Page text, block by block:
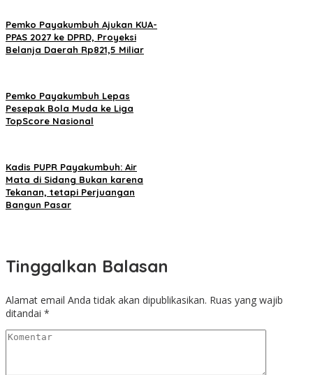
Pemko Payakumbuh Ajukan KUA-
PPAS 2027 ke DPRD, Proyeksi
Belanja Daerah Rp821,5 Miliar
Pemko Payakumbuh Lepas
Pesepak Bola Muda ke Liga
TopScore Nasional
Kadis PUPR Payakumbuh: Air
Mata di Sidang Bukan karena
Tekanan, tetapi Perjuangan
Bangun Pasar
Tinggalkan Balasan
Alamat email Anda tidak akan dipublikasikan. Ruas yang wajib
ditandai *